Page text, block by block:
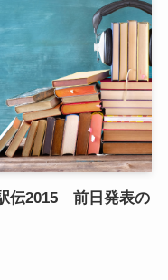
伝2015 前日発表の